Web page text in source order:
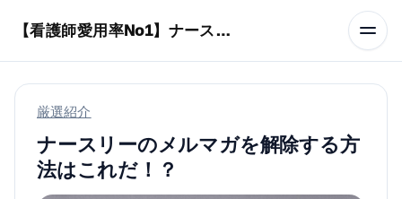
【看護師愛用率No1】ナースリーで人気の商品はコレ
厳選紹介
ナースリーのメルマガを解除する方
法はこれだ！？